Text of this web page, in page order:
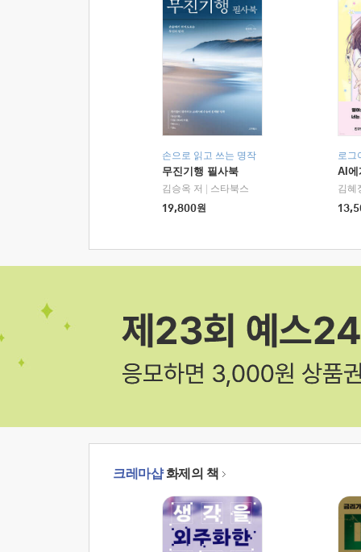
손으로 읽고 쓰는 명작
무진기행 필사북
김승옥 저
스타북스
19,800원
로그
AI에
김혜
크레마샵화제의 책